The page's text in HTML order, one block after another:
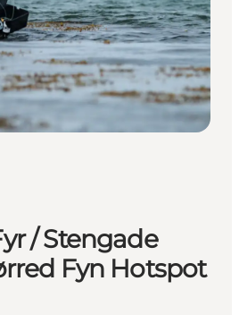
/ Stengade
Fyn Hotspot